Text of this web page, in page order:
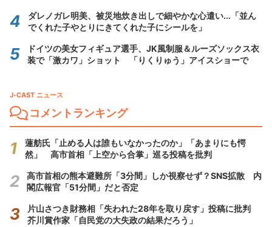
ダレノガレ明美、被災地炊き出しで細やかな心遣い...「並ん
でくれた子やとりにきてくれた子にシールを」
ドイツの美女フィギュア選手、JK風制服＆ルーズソックス衣
装で「激カワ」ショット 「りくりゅう」アイスショーで
J-CAST ニュース
コメントランキング
蓮舫氏「止める人は誰もいなかったのか」「あまりにも愕
然」 高市首相「上空から合掌」巡る投稿を批判
高市首相の熊本避難所「3分間」しか視察せず？SNS拡散 内
閣広報官「51分間」だと否定
片山さつき財務相「失われた28年を取り戻す」投稿に批判
芥川賞作家「自民党の大失政の結果だろう」